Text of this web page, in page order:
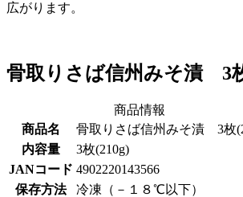
広がります。
骨取りさば信州みそ漬 3
商品情報
商品名
骨取りさば信州みそ漬 3枚
内容量
3枚(210g)
JANコード 4902220143566
保存方法
冷凍（－１８℃以下）